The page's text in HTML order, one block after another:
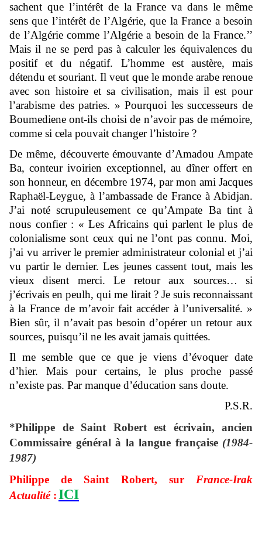
sachent que l’intérêt de la France va dans le même
sens que l’intérêt de l’Algérie, que la France a besoin
de l’Algérie comme l’Algérie a besoin de la France.’’
Mais il ne se perd pas à calculer les équivalences du
positif et du négatif. L’homme est austère, mais
détendu et souriant. Il veut que le monde arabe renoue
avec son histoire et sa civilisation, mais il est pour
l’arabisme des patries. » Pourquoi les successeurs de
Boumediene ont-ils choisi de n’avoir pas de mémoire,
comme si cela pouvait changer l’histoire ?
De même, découverte émouvante d’Amadou Ampate
Ba, conteur ivoirien exceptionnel, au dîner offert en
son honneur, en décembre 1974, par mon ami Jacques
Raphaël-Leygue, à l’ambassade de France à Abidjan.
J’ai noté scrupuleusement ce qu’Ampate Ba tint à
nous confier : « Les Africains qui parlent le plus de
colonialisme sont ceux qui ne l’ont pas connu. Moi,
j’ai vu arriver le premier administrateur colonial et j’ai
vu partir le dernier. Les jeunes cassent tout, mais les
vieux disent merci. Le retour aux sources… si
j’écrivais en peulh, qui me lirait ? Je suis reconnaissant
à la France de m’avoir fait accéder à l’universalité. »
Bien sûr, il n’avait pas besoin d’opérer un retour aux
sources, puisqu’il ne les avait jamais quittées.
Il me semble que ce que je viens d’évoquer date
d’hier. Mais pour certains, le plus proche passé
n’existe pas. Par manque d’éducation sans doute.
P.S.R.
*Philippe de Saint Robert est écrivain, ancien
Commissaire général à la langue française (1984-
1987)
Philippe de Saint Robert, sur France-Irak
Actualité:ICI